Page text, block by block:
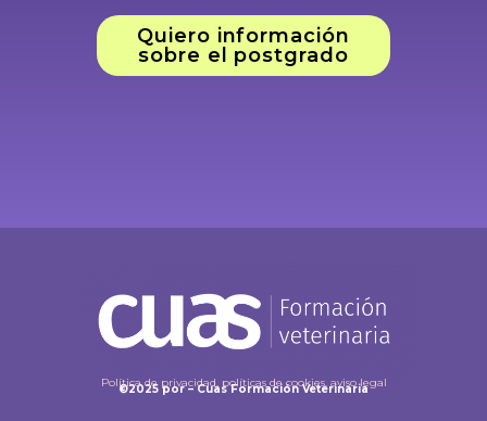
Quiero información
sobre el postgrado
©2025 por – Cuas Formación Veterinaria
Política de privacidad, políticas de cookies, aviso legal